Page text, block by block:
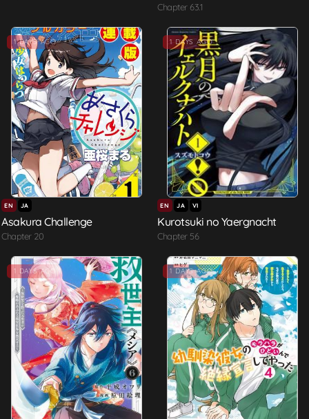
Chapter 63.1
1 DAYS AGO
EN JA
Asakura Challenge
Chapter 20
1 DAYS AGO
EN JA VI
Kurotsuki no Yaergnacht
Chapter 56
1 DAYS AGO 1 DAYS AGO